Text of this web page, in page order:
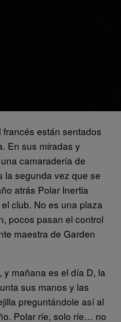
están sentados
En sus miradas y
camaradería de
la segunda vez que se
atrás Polar Inertia
club. No es una plaza
pocos pasan el control
maestra de Garden
y mañana es el día D, la
sus manos y las
preguntándole así al
Polar ríe, solo ríe… no